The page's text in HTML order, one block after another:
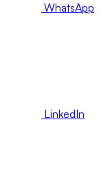
WhatsApp
LinkedIn